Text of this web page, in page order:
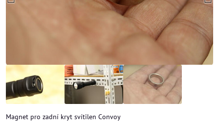
Magnet pro zadní kryt svítilen Convoy